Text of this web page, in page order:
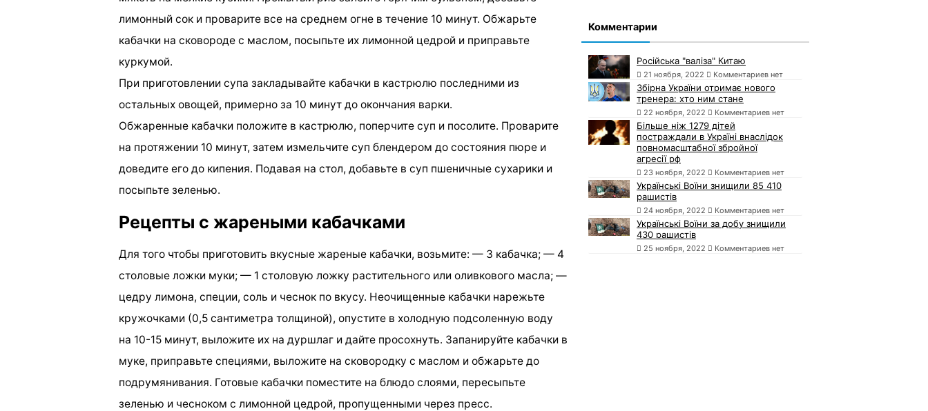
лимонный сок и проварите все на среднем огне в течение 10 минут. Обжарьте
кабачки на сковороде с маслом, посыпьте их лимонной цедрой и приправьте
куркумой.
При приготовлении супа закладывайте кабачки в кастрюлю последними из
остальных овощей, примерно за 10 минут до окончания варки.
Обжаренные кабачки положите в кастрюлю, поперчите суп и посолите. Проварите
на протяжении 10 минут, затем измельчите суп блендером до состояния пюре и
доведите его до кипения. Подавая на стол, добавьте в суп пшеничные сухарики и
посыпьте зеленью.
Рецепты с жареными кабачками
Для того чтобы приготовить вкусные жареные кабачки, возьмите: — 3 кабачка; — 4
столовые ложки муки; — 1 столовую ложку растительного или оливкового масла; —
цедру лимона, специи, соль и чеснок по вкусу. Неочищенные кабачки нарежьте
кружочками (0,5 сантиметра толщиной), опустите в холодную подсоленную воду
на 10-15 минут, выложите их на дуршлаг и дайте просохнуть. Запанируйте кабачки в
муке, приправьте специями, выложите на сковородку с маслом и обжарьте до
подрумянивания. Готовые кабачки поместите на блюдо слоями, пересыпьте
зеленью и чесноком с лимонной цедрой, пропущенными через пресс.
Комментарии
Російська "валіза" Китаю
21 ноября, 2022 Комментариев нет
Збірна України отримає нового
тренера: хто ним стане
22 ноября, 2022 Комментариев нет
Більше ніж 1279 дітей
постраждали в Україні внаслідок
повномасштабної збройної
агресії рф
23 ноября, 2022 Комментариев нет
Українські Воїни знищили 85 410
рашистів
24 ноября, 2022 Комментариев нет
Українські Воїни за добу знищили
430 рашистів
25 ноября, 2022 Комментариев нет